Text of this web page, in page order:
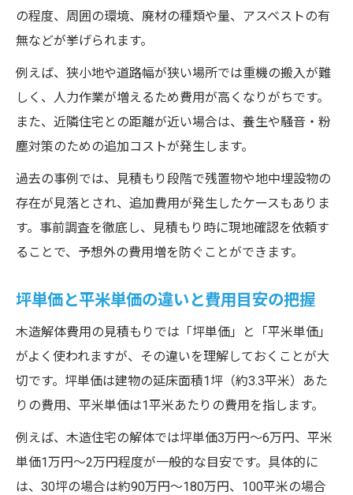
の程度、周囲の環境、廃材の種類や量、アスベストの有
無などが挙げられます。
例えば、狭小地や道路幅が狭い場所では重機の搬入が難
しく、人力作業が増えるため費用が高くなりがちです。
また、近隣住宅との距離が近い場合は、養生や騒音・粉
塵対策のための追加コストが発生します。
過去の事例では、見積もり段階で残置物や地中埋設物の
存在が見落とされ、追加費用が発生したケースもありま
す。事前調査を徹底し、見積もり時に現地確認を依頼す
ることで、予想外の費用増を防ぐことができます。
坪単価と平米単価の違いと費用目安の把握
木造解体費用の見積もりでは「坪単価」と「平米単価」
がよく使われますが、その違いを理解しておくことが大
切です。坪単価は建物の延床面積1坪（約3.3平米）あた
りの費用、平米単価は1平米あたりの費用を指します。
例えば、木造住宅の解体では坪単価3万円～6万円、平米
単価1万円～2万円程度が一般的な目安です。具体的に
は、30坪の場合は約90万円～180万円、100平米の場合